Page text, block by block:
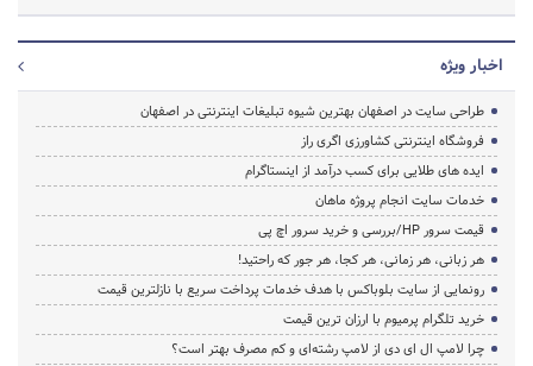
اخبار ویژه
طراحی سایت در اصفهان بهترین شیوه تبلیغات اینترنتی در اصفهان
فروشگاه اینترنتی کشاورزی اگری راز
ایده های طلایی برای کسب درآمد از اینستاگرام
خدمات سایت انجام پروژه ماهان
قیمت سرور HP/بررسی و خرید سرور اچ پی
هر زبانی، هر زمانی، هر کجا، هر جور که راحتید!
رونمایی از سایت بلوباکس با هدف خدمات پرداخت سریع با نازلترین قیمت
خرید تلگرام پرمیوم با ارزان ترین قیمت
چرا لامپ ال ای دی از لامپ رشته‌ای و کم مصرف بهتر است؟